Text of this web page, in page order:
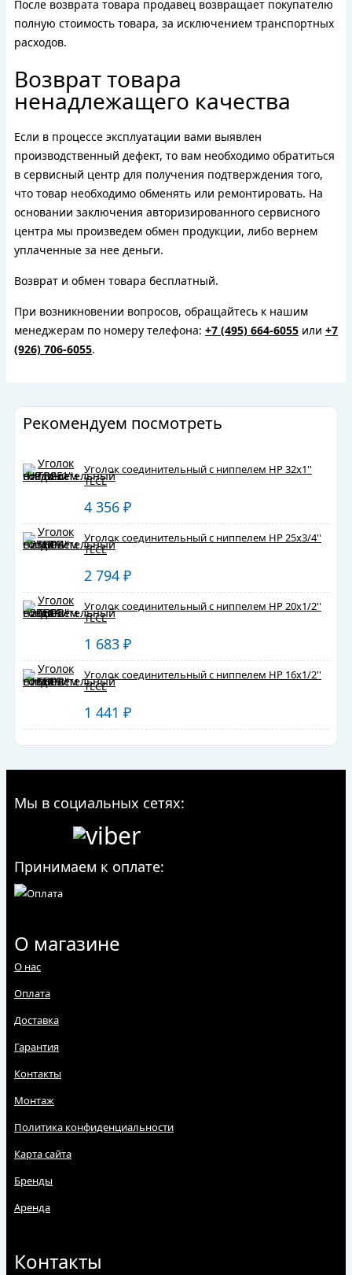
После возврата товара продавец возвращает покупателю
полную стоимость товара, за исключением транспортных
расходов.
Возврат товара
ненадлежащего качества
Если в процессе эксплуатации вами выявлен
производственный дефект, то вам необходимо обратиться
в сервисный центр для получения подтверждения того,
что товар необходимо обменять или ремонтировать. На
основании заключения авторизированного сервисного
центра мы произведем обмен продукции, либо вернем
уплаченные за нее деньги.
Возврат и обмен товара бесплатный.
При возникновении вопросов, обращайтесь к нашим
менеджерам по номеру телефона: +7 (495) 664-6055 или +7
(926) 706-6055.
Рекомендуем посмотреть
Уголок соединительный с ниппелем НР 32х1''
TECE
4 356 ₽
Уголок соединительный с ниппелем НР 25х3/4''
TECE
2 794 ₽
Уголок соединительный с ниппелем НР 20х1/2''
TECE
1 683 ₽
Уголок соединительный с ниппелем НР 16х1/2''
TECE
1 441 ₽
Мы в социальных сетях:
Принимаем к оплате:
О магазине
О нас
Оплата
Доставка
Гарантия
Контакты
Монтаж
Политика конфиденциальности
Карта сайта
Бренды
Аренда
Контакты